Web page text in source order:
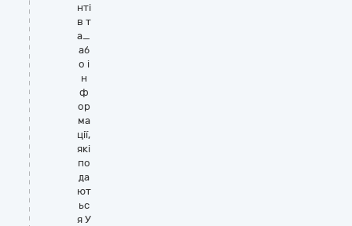
нті
в т
а_
аб
о і
н
ф
ор
ма
ції,
які
по
да
ют
ьс
я У